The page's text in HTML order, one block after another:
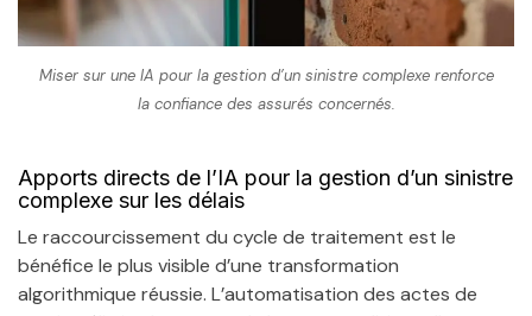
Miser sur une IA pour la gestion d’un sinistre complexe renforce
la confiance des assurés concernés.
Apports directs de l’IA pour la gestion d’un sinistre
complexe sur les délais
Le raccourcissement du cycle de traitement est le
bénéfice le plus visible d’une transformation
algorithmique réussie. L’automatisation des actes de